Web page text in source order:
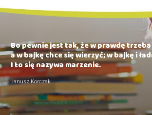
Bo pewnie jest tak, że w prawdę
a w bajkę chce się wierzyć; w bajkę i
I to się nazywa marzenie.
Janusz Korczak